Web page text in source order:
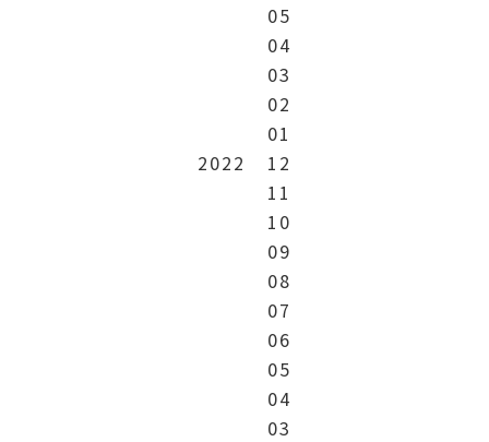
05
04
03
02
01
2022
12
11
10
09
08
07
06
05
04
03